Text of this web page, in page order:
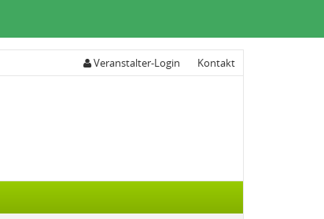
Veranstalter-Login Kontakt